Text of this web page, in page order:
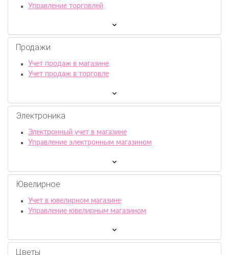
Управление торговлей
Продажи
Учет продаж в магазине
Учет продаж в торговле
Электроника
Электронный учет в магазине
Управление электронным магазином
Ювелирное
Учет в ювелирном магазине
Управление ювелирным магазином
Цветы